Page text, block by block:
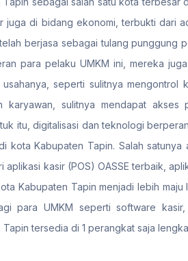
juga di bidang ekonomi, terbukti dari
berjasa sebagai tulang punggung
para pelaku UMKM ini, mereka
seperti sulitnya mengontrol
karyawan, sulitnya mendapat
itu, digitalisasi dan teknologi
kota Kabupaten Tapin. Salah satunya
aplikasi kasir (POS) OASSE terbaik,
Kabupaten Tapin menjadi lebih
para UMKM seperti software
Tapin tersedia di 1 perangkat saja